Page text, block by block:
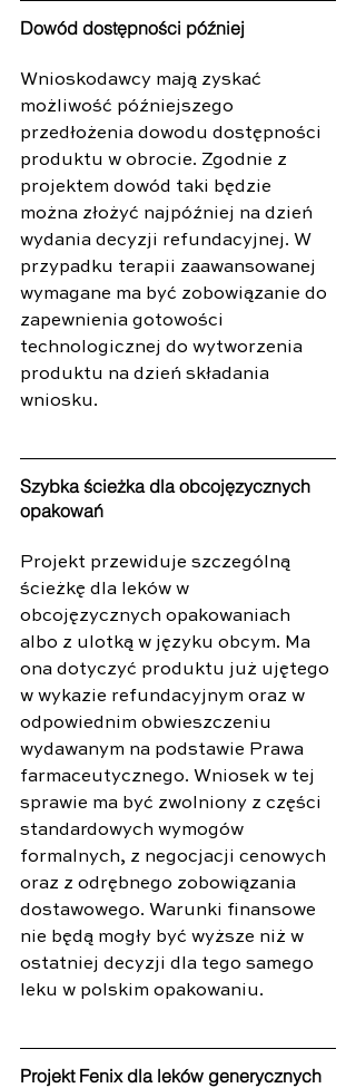
Dowód dostępności później
Wnioskodawcy mają zyskać
możliwość późniejszego
przedłożenia dowodu dostępności
produktu w obrocie. Zgodnie z
projektem dowód taki będzie
można złożyć najpóźniej na dzień
wydania decyzji refundacyjnej. W
przypadku terapii zaawansowanej
wymagane ma być zobowiązanie do
zapewnienia gotowości
technologicznej do wytworzenia
produktu na dzień składania
wniosku.
Szybka ścieżka dla obcojęzycznych
opakowań
Projekt przewiduje szczególną
ścieżkę dla leków w
obcojęzycznych opakowaniach
albo z ulotką w języku obcym. Ma
ona dotyczyć produktu już ujętego
w wykazie refundacyjnym oraz w
odpowiednim obwieszczeniu
wydawanym na podstawie Prawa
farmaceutycznego. Wniosek w tej
sprawie ma być zwolniony z części
standardowych wymogów
formalnych, z negocjacji cenowych
oraz z odrębnego zobowiązania
dostawowego. Warunki finansowe
nie będą mogły być wyższe niż w
ostatniej decyzji dla tego samego
leku w polskim opakowaniu.
Projekt Fenix dla leków generycznych